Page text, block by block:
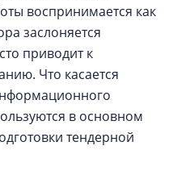
воспринимается как
заслоняется
приводит к
Что касается
в основном
тендерной